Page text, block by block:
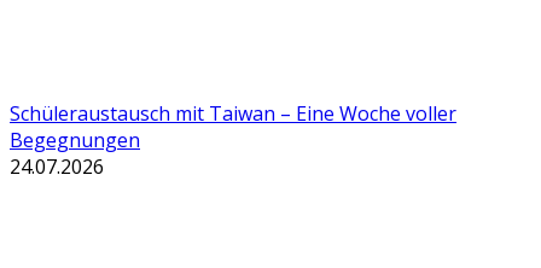
Schüleraustausch mit Taiwan – Eine Woche voller
Begegnungen
24.07.2026